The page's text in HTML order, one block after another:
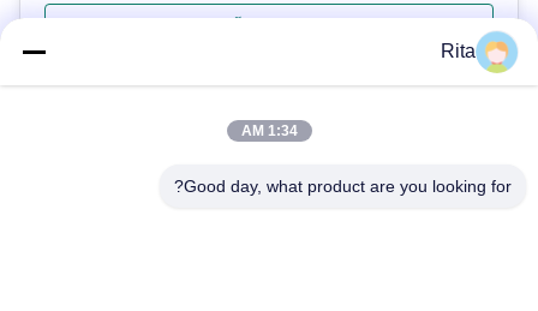
Rita
1:34 AM
Good day, what product are you looking for?